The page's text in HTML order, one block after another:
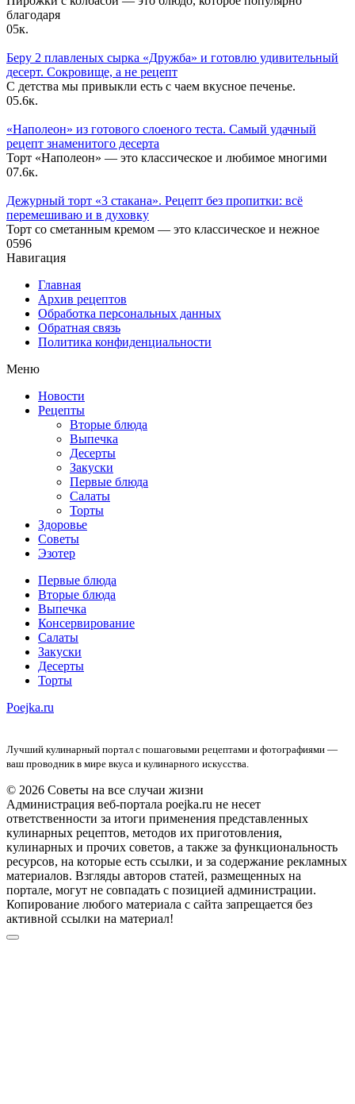
благодаря
05к.
Беру 2 плавленых сырка «Дружба» и готовлю удивительный
десерт. Сокровище, а не рецепт
С детства мы привыкли есть с чаем вкусное печенье.
05.6к.
«Наполеон» из готового слоеного теста. Самый удачный
рецепт знаменитого десерта
Торт «Наполеон» — это классическое и любимое многими
07.6к.
Дежурный торт «3 стакана». Рецепт без пропитки: всё
перемешиваю и в духовку
Торт со сметанным кремом — это классическое и нежное
0596
Навигация
Главная
Архив рецептов
Обработка персональных данных
Обратная связь
Политика конфиденциальности
Меню
Новости
Рецепты
Вторые блюда
Выпечка
Десерты
Закуски
Первые блюда
Салаты
Торты
Здоровье
Советы
Эзотер
Первые блюда
Вторые блюда
Выпечка
Консервирование
Салаты
Закуски
Десерты
Торты
Poejka.ru
Лучший кулинарный портал с пошаговыми рецептами и фотографиями —
ваш проводник в мире вкуса и кулинарного искусства.
© 2026 Советы на все случаи жизни
Администрация веб-портала poejka.ru не несет
ответственности за итоги применения представленных
кулинарных рецептов, методов их приготовления,
кулинарных и прочих советов, а также за функциональность
ресурсов, на которые есть ссылки, и за содержание рекламных
материалов. Взгляды авторов статей, размещенных на
портале, могут не совпадать с позицией администрации.
Копирование любого материала с сайта запрещается без
активной ссылки на материал!